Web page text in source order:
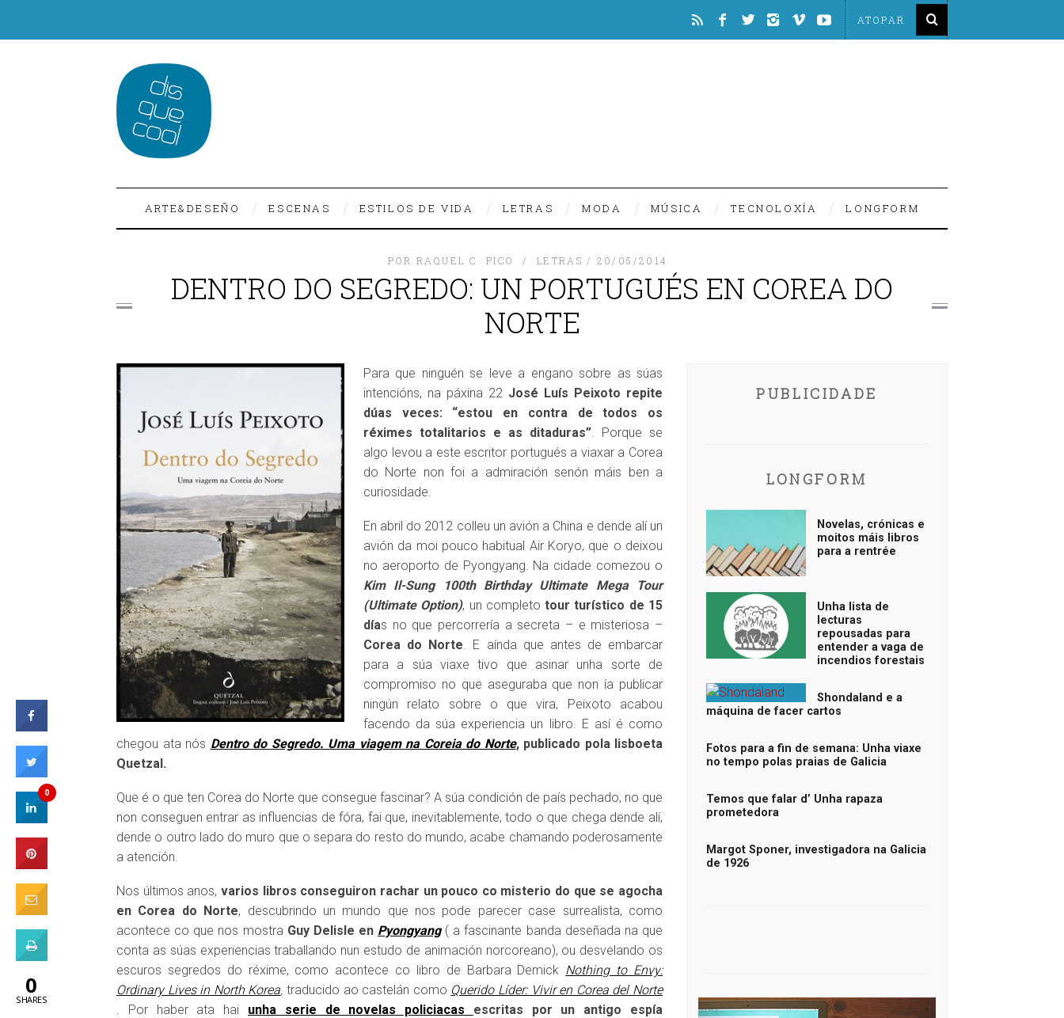
ARTE&DESEÑO ESCENAS ESTILOS DE VIDA LETRAS MODA MÚSICA TECNOLOXÍA LONGFORM
POR RAQUEL C. PICO LETRAS 20/05/2014
DENTRO DO SEGREDO: UN PORTUGUÉS EN COREA DO
NORTE
Para que ninguén se leve a engano sobre as súas
intencións, na páxina 22 José Luís Peixoto repite
dúas veces: “estou en contra de todos os
réximes totalitarios e as ditaduras”. Porque se
algo levou a este escritor portugués a viaxar a Corea
do Norte non foi a admiración senón máis ben a
curiosidade.
En abril do 2012 colleu un avión a China e dende alí un
avión da moi pouco habitual Air Koryo, que o deixou
no aeroporto de Pyongyang. Na cidade comezou o
Kim Il-Sung 100th Birthday Ultimate Mega Tour
(Ultimate Option), un completotour turístico de 15
días no que percorrería a secreta – e misteriosa –
Corea do Norte. E aínda que antes de embarcar
para a súa viaxe tivo que asinar unha sorte de
compromiso no que aseguraba que non ía publicar
ningún relato sobre o que vira, Peixoto acabou
facendo da súa experiencia un libro. E así é como
chegou ata nós Dentro do Segredo. Uma viagem na Coreia do Norte, publicado pola lisboeta
Quetzal.
Que é o que ten Corea do Norte que consegue fascinar? A súa condición de país pechado, no que
non conseguen entrar as influencias de fóra, fai que, inevitablemente, todo o que chega dende alí,
dende o outro lado do muro que o separa do resto do mundo, acabe chamando poderosamente
a atención.
Nos últimos anos, varios libros conseguiron rachar un pouco co misterio do que se agocha
en Corea do Norte, descubrindo un mundo que nos pode parecer case surrealista, como
acontece co que nos mostra Guy Delisle en Pyongyang ( a fascinante banda deseñada na que
conta as súas experiencias traballando nun estudo de animación norcoreano), ou desvelando os
escuros segredos do réxime, como acontece co libro de Barbara Demick Nothing to Envy:
Ordinary Lives in North Korea, traducido ao castelán como Querido Líder: Vivir en Corea del Norte
. Por haber ata hai unha serie de novelas policiacas escritas por un antigo espía
PUBLICIDADE
LONGFORM
Novelas, crónicas e
moitos máis libros
para a rentrée
Unha lista de
lecturas
repousadas para
entender a vaga de
incendios forestais
Shondaland e a
máquina de facer cartos
Fotos para a fin de semana: Unha viaxe
no tempo polas praias de Galicia
Temos que falar d’ Unha rapaza
prometedora
Margot Sponer, investigadora na Galicia
de 1926
0
0
SHARES